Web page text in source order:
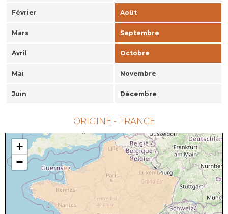
Février Août
Mars Septembre
Avril Octobre
Mai Novembre
Juin Décembre
ORIGINE - FRANCE
+
−